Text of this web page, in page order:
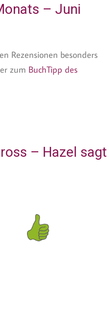
– Juni
Rezensionen besonders
zum BuchTipp des
– Hazel sagt